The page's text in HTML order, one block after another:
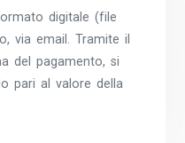
digitale (file
via email. Tramite il
del pagamento, si
pari al valore della